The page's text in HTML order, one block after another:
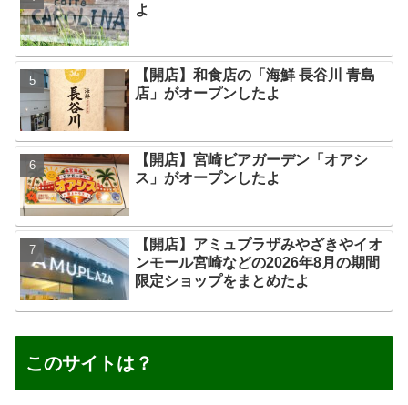
よ
【開店】和食店の「海鮮 長谷川 青島
店」がオープンしたよ
【開店】宮崎ビアガーデン「オアシ
ス」がオープンしたよ
【開店】アミュプラザみやざきやイオ
ンモール宮崎などの2026年8月の期間
限定ショップをまとめたよ
このサイトは？